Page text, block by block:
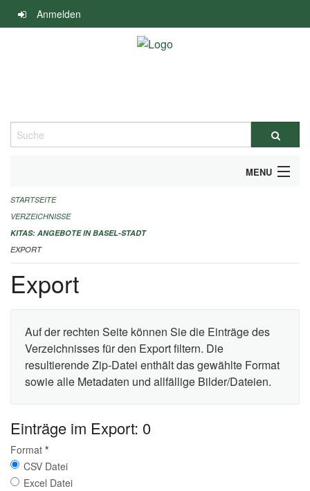
Navigation
überspringen
Anmelden
Suche
MENU
ALLGEMEINE INFORMATIONEN
IMPRESSUM
STARTSEITE
VERZEICHNISSE
KITAS: ANGEBOTE IN BASEL-STADT
EXPORT
Export
Auf der rechten Seite können Sie die Einträge des
Verzeichnisses für den Export filtern. Die
resultierende Zip-Datei enthält das gewählte Format
sowie alle Metadaten und allfällige Bilder/Dateien.
Einträge im Export: 0
Format *
CSV Datei
Excel Datei